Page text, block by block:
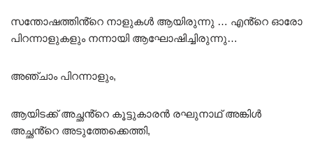
സന്തോഷത്തിൻ്റെ നാളുകൾ ആയിരുന്നു … എൻ്റെ ഓരോ
പിറന്നാളുകളും നന്നായി ആഘോഷിച്ചിരുന്നു…
അഞ്ചാം പിറന്നാളും,
ആയിടക്ക് അച്ഛൻ്റെ കൂട്ടുകാരൻ രഘുനാഥ് അങ്കിൾ
അച്ഛൻ്റെ അടുത്തേക്കെത്തി,